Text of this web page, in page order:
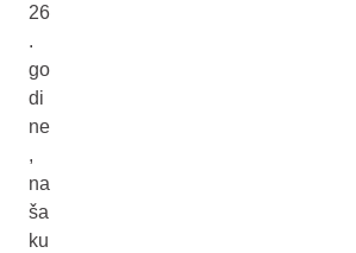
26
.
go
di
ne
,
na
ša
ku